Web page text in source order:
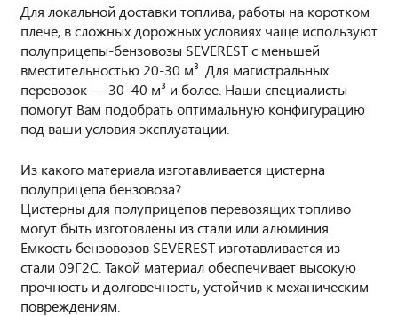
Для локальной доставки топлива, работы на коротком
плече, в сложных дорожных условиях чаще используют
полуприцепы-бензовозы SEVEREST с меньшей
вместительностью 20-30 м³. Для магистральных
перевозок — 30–40 м³ и более. Наши специалисты
помогут Вам подобрать оптимальную конфигурацию
под ваши условия эксплуатации.
Из какого материала изготавливается цистерна
полуприцепа бензовоза?
Цистерны для полуприцепов перевозящих топливо
могут быть изготовлены из стали или алюминия.
Емкость бензовозов SEVEREST изготавливается из
стали 09Г2С. Такой материал обеспечивает высокую
прочность и долговечность, устойчив к механическим
повреждениям.